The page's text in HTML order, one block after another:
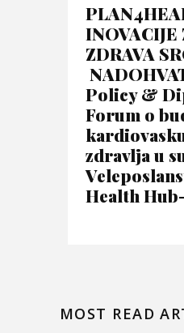
INOVACIJE
ZDRAVA
Policy &
Forum o
zdravlja u
Health
MOST READ